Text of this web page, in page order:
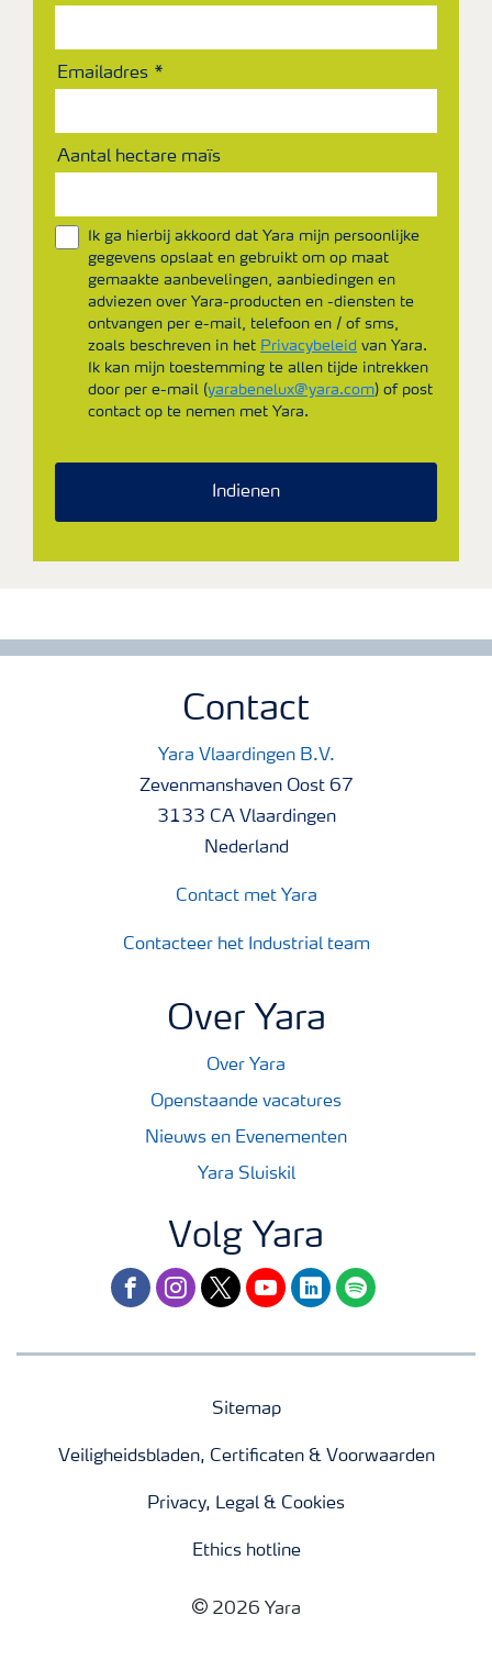
Emailadres
Aantal hectare maïs
Ik ga hierbij akkoord dat Yara mijn persoonlijke
gegevens opslaat en gebruikt om op maat
gemaakte aanbevelingen, aanbiedingen en
adviezen over Yara-producten en -diensten te
ontvangen per e-mail, telefoon en / of sms,
zoals beschreven in het Privacybeleid van Yara.
Ik kan mijn toestemming te allen tijde intrekken
door per e-mail (yarabenelux@yara.com) of post
contact op te nemen met Yara.
Indienen
Contact
Yara Vlaardingen B.V.
Zevenmanshaven Oost 67
3133 CA Vlaardingen
Nederland
Contact met Yara
Contacteer het Industrial team
Over Yara
Over Yara
Openstaande vacatures
Nieuws en Evenementen
Yara Sluiskil
Volg Yara
facebookinstagram
twitteryoutubelinkedinspotify
Sitemap
Veiligheidsbladen, Certificaten & Voorwaarden
Privacy, Legal & Cookies
Ethics hotline
2026 Yara